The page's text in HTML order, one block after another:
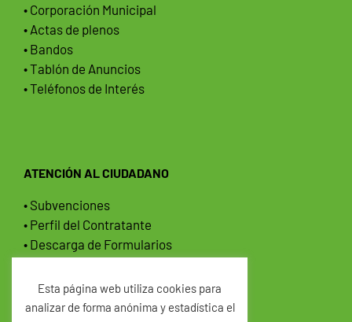
• Corporación Municipal
• Actas de plenos
• Bandos
• Tablón de Anuncios
• Teléfonos de Interés
ATENCIÓN AL CIUDADANO
• Subvenciones
• Perfil del Contratante
• Descarga de Formularios
• Ordenanzas Municipales
AGENDA
Esta página web utiliza cookies para
analizar de forma anónima y estadística el